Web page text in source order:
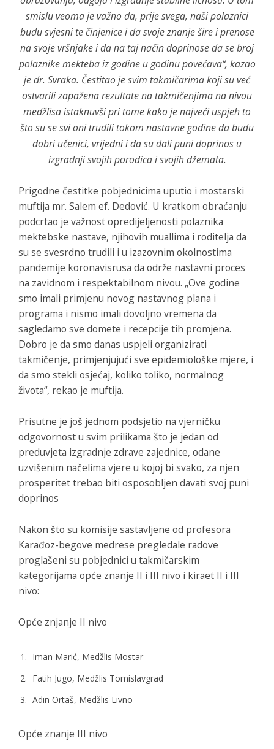
smislu veoma je važno da, prije svega, naši polaznici
budu svjesni te činjenice i da svoje znanje šire i prenose
na svoje vršnjake i da na taj način doprinose da se broj
polaznike mekteba iz godine u godinu povećava“, kazao
je dr. Svraka. Čestitao je svim takmičarima koji su već
ostvarili zapažena rezultate na takmičenjima na nivou
medžlisa istaknuvši pri tome kako je najveći uspjeh to
što su se svi oni trudili tokom nastavne godine da budu
dobri učenici, vrijedni i da su dali puni doprinos u
izgradnji svojih porodica i svojih džemata.
Prigodne čestitke pobjednicima uputio i mostarski
muftija mr. Salem ef. Dedović. U kratkom obraćanju
podcrtao je važnost opredijeljenosti polaznika
mektebske nastave, njihovih muallima i roditelja da
su se svesrdno trudili i u izazovnim okolnostima
pandemije koronavisrusa da održe nastavni proces
na zavidnom i respektabilnom nivou. „Ove godine
smo imali primjenu novog nastavnog plana i
programa i nismo imali dovoljno vremena da
sagledamo sve domete i recepcije tih promjena.
Dobro je da smo danas uspjeli organizirati
takmičenje, primjenjujući sve epidemiološke mjere, i
da smo stekli osjećaj, koliko toliko, normalnog
života“, rekao je muftija.
Prisutne je još jednom podsjetio na vjerničku
odgovornost u svim prilikama što je jedan od
preduvjeta izgradnje zdrave zajednice, odane
uzvišenim načelima vjere u kojoj bi svako, za njen
prosperitet trebao biti osposobljen davati svoj puni
doprinos
Nakon što su komisije sastavljene od profesora
Karađoz-begove medrese pregledale radove
proglašeni su pobjednici u takmičarskim
kategorijama opće znanje II i III nivo i kiraet II i III
nivo:
Opće znjanje II nivo
Iman Marić, Medžlis Mostar
Fatih Jugo, Medžlis Tomislavgrad
Adin Ortaš, Medžlis Livno
Opće znanje III nivo